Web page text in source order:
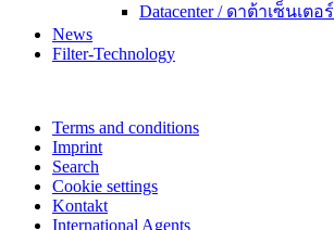
Datacenter / ดาต้าเซ็นเตอร์
News
Filter-Technology
Terms and conditions
Imprint
Search
Cookie settings
Kontakt
International Agents